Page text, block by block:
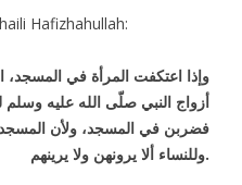
Hafizhahullah:
وإذا اعتكفت المرأة في
أزواج النبي صلّى الله عليه وسلم
فضربن في المسجد، ولأن
وللنساء ألا يرونهن ولا يرينهم.